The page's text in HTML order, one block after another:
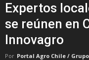
Expertos
se reúnen en
Innovagro
Por Portal Agro Chile /